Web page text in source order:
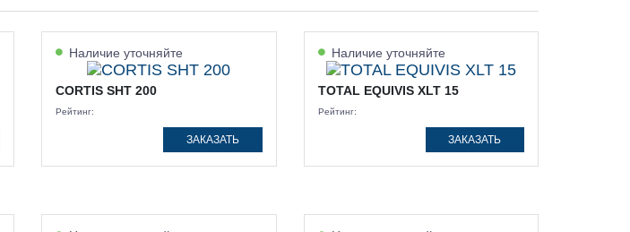
Наличие уточняйте
CORTIS SHT 200
Рейтинг:
ЗАКАЗАТЬ
Наличие уточняйте
TOTAL EQUIVIS XLT 15
Рейтинг:
ЗАКАЗАТЬ